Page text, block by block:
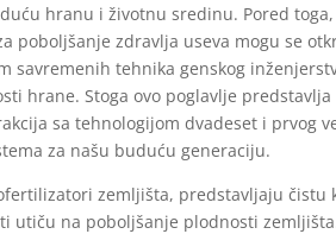
hranu i životnu sredinu. Pored
poboljšanje zdravlja useva mogu se
savremenih tehnika genskog
hrane. Stoga ovo poglavlje
sa tehnologijom dvadeset i prvog
za našu buduću generaciju.
zemljišta, predstavljaju čistu
utiču na poboljšanje plodnosti